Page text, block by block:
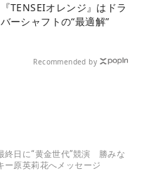
TENSEIオレンジ』はドラ
ーシャフトの“最適解”
Recommended by
終日に“黄金世代”競演 勝みな
ー原英莉花へメッセージ